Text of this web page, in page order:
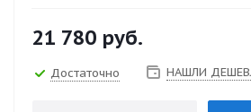
21 780 руб.
Достаточно НАШЛИ